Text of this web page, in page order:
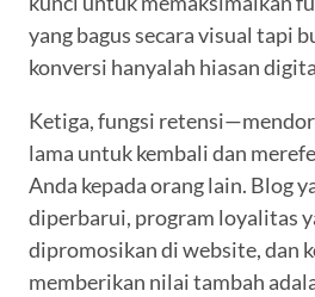
yang bagus secara visual tapi
konversi hanyalah hiasan
Ketiga, fungsi
lama untuk kembali dan
Anda kepada orang lain. Blog
diperbarui, program loyalitas
dipromosikan di website, dan
memberikan nilai tambah